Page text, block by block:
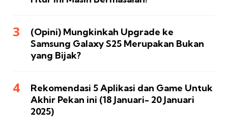
(Opini) Mungkinkah Upgrade ke
Samsung Galaxy S25 Merupakan Bukan
yang Bijak?
Rekomendasi 5 Aplikasi dan Game Untuk
Akhir Pekan ini (18 Januari- 20 Januari
2025)